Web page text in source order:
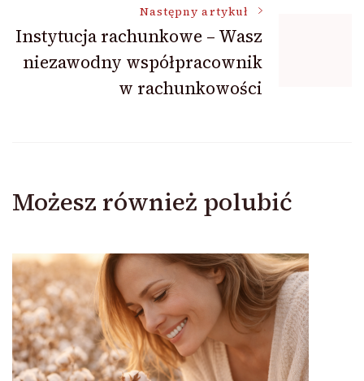
Następny artykuł
Instytucja rachunkowe – Wasz
niezawodny współpracownik
w rachunkowości
Możesz również polubić